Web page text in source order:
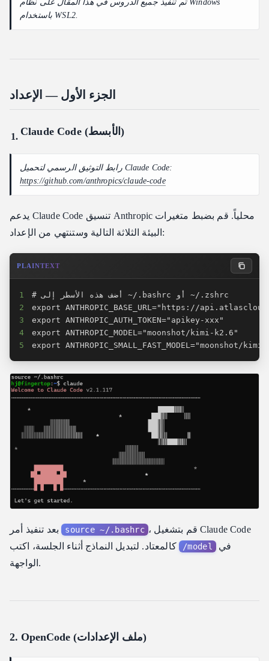
تم تنفيذ جميع الدروس في هذا المقال على نظام Windows
باستخدام WSL2.
الجزء الأول — الإعداد
Claude Code (الأبسط)
رابط التوثيق الرسمي لتحميل Claude Code:
https://github.com/anthropics/claude-code
يدعم Claude Code تنسيق Anthropic محلياً. قم بضبط متغيرات
البيئة الثلاثة التالية وستنتهي من الإعداد:
PLAINTEXT
1
2
3
4
5
export ANTHROPIC_SMALL_FAST_MODEL="moonshot/
بعد تنفيذ أمر source ~/.bashrc ، قم بتشغيل Claude Code
كالمعتاد. لتبديل النماذج أثناء الجلسة، اكتب /model في
الواجهة.
2. OpenCode (ملف الإعدادات)